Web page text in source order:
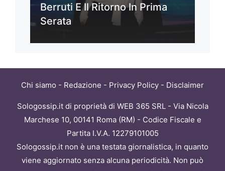
Berruti E Il Ritorno In Prima
Serata
Chi siamo - Redazione - Privacy Policy - Disclaimer
Sologossip.it di proprietà di WEB 365 SRL - Via Nicola
Marchese 10, 00141 Roma (RM) - Codice Fiscale e
Partita I.V.A. 12279101005
Sologossip.it non è una testata giornalistica, in quanto
viene aggiornato senza alcuna periodicità. Non può